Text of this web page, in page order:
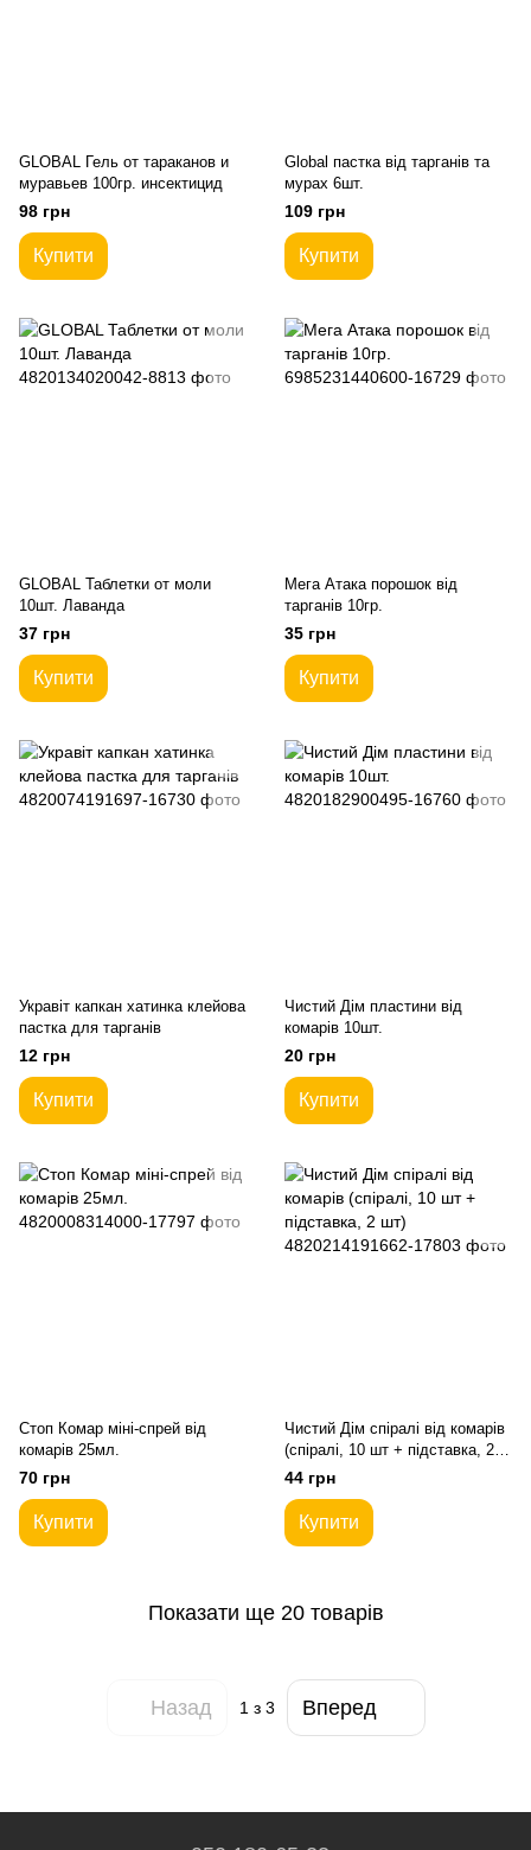
GLOBAL Гель от тараканов и
муравьев 100гр. инсектицид
98 грн
Купити
Global пастка від тарганів та
мурах 6шт.
109 грн
Купити
GLOBAL Таблетки от моли
10шт. Лаванда
37 грн
Купити
Мега Атака порошок від
тарганів 10гр.
35 грн
Купити
Укравіт капкан хатинка клейова
пастка для тарганів
12 грн
Купити
Чистий Дім пластини від
комарів 10шт.
20 грн
Купити
Стоп Комар міні-спрей від
комарів 25мл.
70 грн
Купити
Чистий Дім спіралі від комарів
(спіралі, 10 шт + підставка, 2
шт)
44 грн
Купити
Показати ще 20 товарів
Назад 1 з 3 Вперед